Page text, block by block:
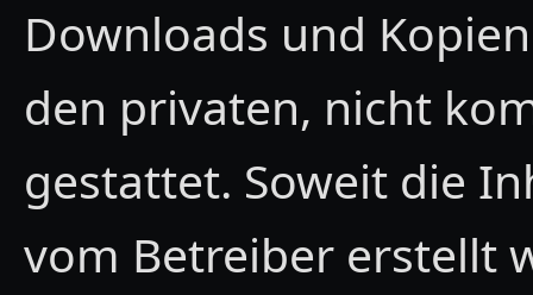
Downloads und
den privaten, nicht
gestattet. Soweit die
vom Betreiber erstellt